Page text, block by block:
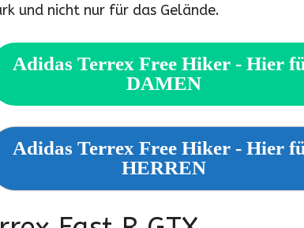
und nicht nur für das Gelände.
Adidas Terrex Free Hiker - Hier
DAMEN
Adidas Terrex Free Hiker - Hier
HERREN